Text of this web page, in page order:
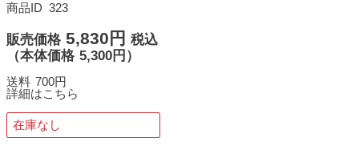
商品ID 323
販売価格 5,830円 税込
（本体価格 5,300円）
送料 700円
詳細はこちら
在庫なし